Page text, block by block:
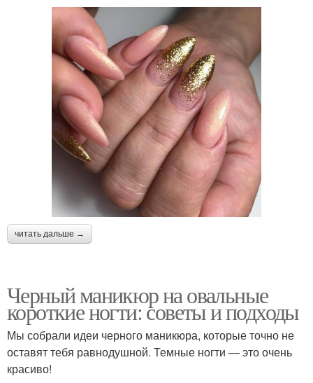
читать дальше →
Черный маникюр на овальные
короткие ногти: советы и подходы
Мы собрали идеи черного маникюра, которые точно не
оставят тебя равнодушной. Темные ногти — это очень
красиво!